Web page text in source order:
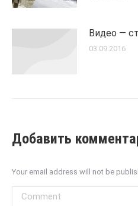
Видео —
03.09.2016
Добавить
Your email address will not be
Comment